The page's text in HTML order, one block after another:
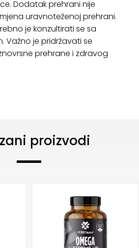
Dodatak prehrani nije
uravnoteženoj prehrani.
je konzultirati se sa
Važno je pridržavati se
prehrane i zdravog
proizvodi